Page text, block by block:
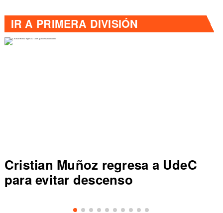
IR A PRIMERA DIVISIÓN
Dep Concepción vence a UC y
sale de zona de descenso en